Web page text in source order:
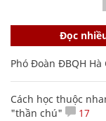
Đọc
Phó Đoàn ĐBQH
Cách học thuộc
"thần chú"
17